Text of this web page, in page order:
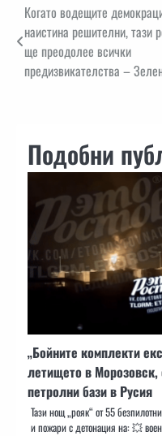
Навигация
Когато водещите
наистина решителни, тази
ще преодолее всички
предизвикателства –
Подобни
„Бойните комплекти
летището в Морозовск,
петролни бази в Русия
Тази нощ „рояк“ от 55
и пожари с детонация на: 💥